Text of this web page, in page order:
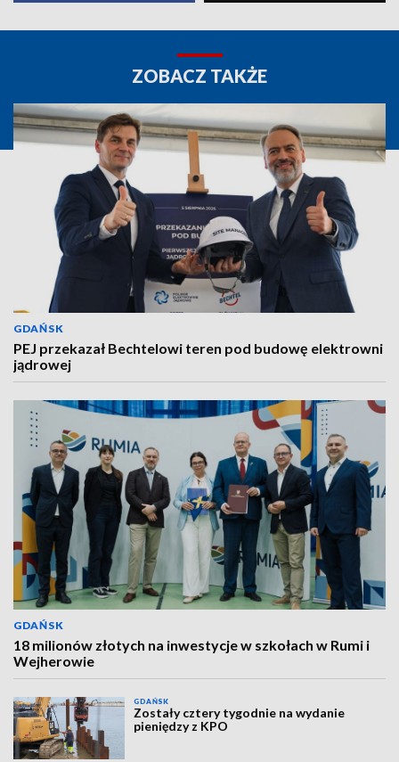
ZOBACZ TAKŻE
GDAŃSK
PEJ przekazał Bechtelowi teren pod budowę elektrowni
jądrowej
GDAŃSK
18 milionów złotych na inwestycje w szkołach w Rumi i
Wejherowie
GDAŃSK
Zostały cztery tygodnie na wydanie
pieniędzy z KPO